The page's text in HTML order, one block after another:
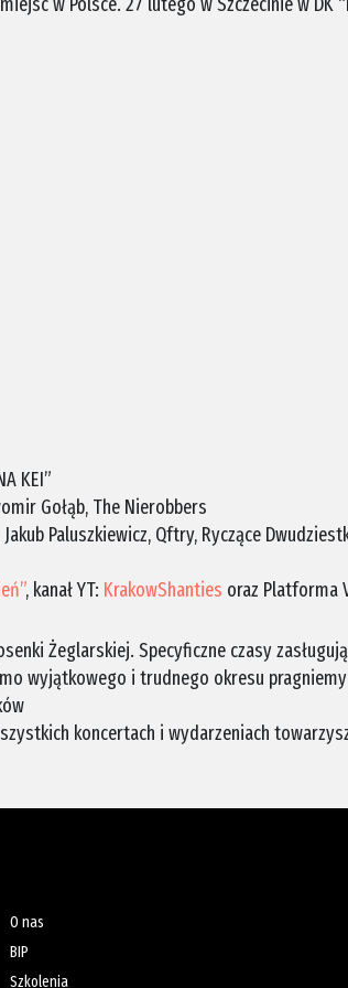
KEI”
Gołąb, The Nierobbers
Paluszkiewicz, Qftry, Ryczące
, kanał YT: KrakowShanties oraz Platforma
Żeglarskiej. Specyficzne czasy
wyjątkowego i trudnego okresu
koncertach i wydarzeniach
O nas
BIP
Szkolenia